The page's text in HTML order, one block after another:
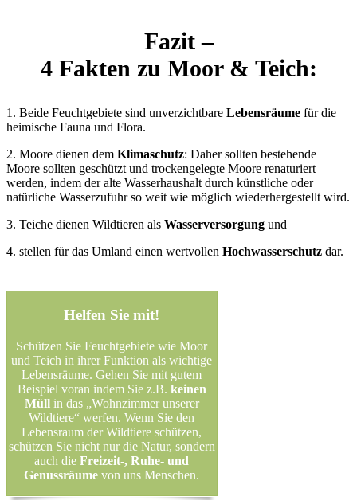
Fazit –
4 Fakten zu Moor & Teich:
1. Beide Feuchtgebiete sind unverzichtbare Lebensräume für die
heimische Fauna und Flora.
2. Moore dienen dem Klimaschutz: Daher sollten bestehende
Moore sollten geschützt und trockengelegte Moore renaturiert
werden, indem der alte Wasserhaushalt durch künstliche oder
natürliche Wasserzufuhr so weit wie möglich wiederhergestellt wird.
3. Teiche dienen Wildtieren als Wasserversorgung und
4. stellen für das Umland einen wertvollen Hochwasserschutz dar.
Helfen Sie mit!
Schützen Sie Feuchtgebiete wie Moor
und Teich in ihrer Funktion als wichtige
Lebensräume. Gehen Sie mit gutem
Beispiel voran indem Sie z.B. keinen
Müll in das „Wohnzimmer unserer
Wildtiere“ werfen. Wenn Sie den
Lebensraum der Wildtiere schützen,
schützen Sie nicht nur die Natur, sondern
auch dieFreizeit-, Ruhe- und
Genussräume von uns Menschen.